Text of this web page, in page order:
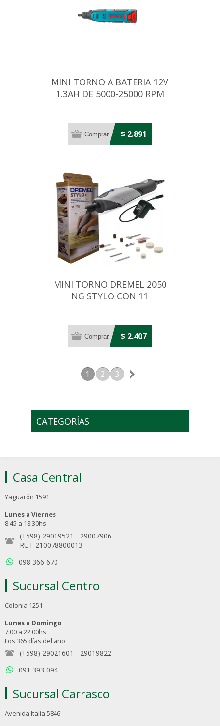
MINI TORNO A BATERIA 12V
1.3AH DE 5000-25000 RPM
$ 2.891
MINI TORNO DREMEL 2050
NG STYLO CON 11
$ 2.407
1 2 3
CATEGORÍAS
Casa Central
Yaguarón 1591
Lunes a Viernes
8:45 a 18:30hs.
(+598) 29019521 - 29007906
RUT 210078800013
098 366 670
Sucursal Centro
Colonia 1251
Lunes a Domingo
7:00 a 22:00hs.
Los 365 días del año
(+598) 29021601 - 29019822
091 393 094
Sucursal Carrasco
Avenida Italia 5846